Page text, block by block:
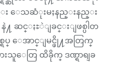
း ေသဆံုးမႈနည္းနည္း
႔ ဆင္ႏႊဲျခင္းျဖစ္ပါတ
ပ္ ေအာင္ျမင္ဖို႔အတြက္
သူေတြ ထိခိုက္ ဒဏ္ရာရျခ